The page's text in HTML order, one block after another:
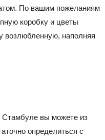
По вашим пожеланиям
коробку и цветы
возлюбленную, наполняя
Стамбуле вы можете из
определиться с